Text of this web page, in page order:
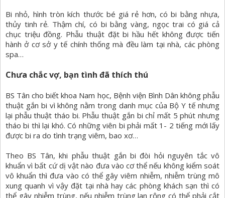
Bi nhỏ, hình tròn kích thước bé giá rẻ hơn, có bi bằng nhựa,
thủy tinh rẻ. Thậm chí, có bi bằng vàng, ngọc trai có giá cả
chục triệu đồng. Phẫu thuật đặt bi hầu hết không được tiến
hành ở cơ sở y tế chính thống mà đều làm tại nhà, các phòng
spa…
Chưa chắc vợ, bạn tình đã thích thú
BS Tân cho biết khoa Nam học, Bệnh viện Bình Dân không phẫu
thuật gắn bi vì không nằm trong danh mục của Bộ Y tế nhưng
lại phẫu thuật tháo bi. Phẫu thuật gắn bi chỉ mất 5 phút nhưng
tháo bi thì lại khó. Có những viên bi phải mất 1- 2 tiếng mới lấy
được bi ra do tình trạng viêm, bao xơ…
Theo BS Tân, khi phẫu thuật gắn bi đòi hỏi nguyên tắc vô
khuẩn vì bất cứ dị vật nào đưa vào cơ thể nếu không kiểm soát
vô khuẩn thì đưa vào có thể gây viêm nhiễm, nhiễm trùng mô
xung quanh vì vậy đặt tại nhà hay các phòng khách sạn thì có
thể gây nhiễm trùng, nếu nhiễm trùng lan rộng có thể phải cắt